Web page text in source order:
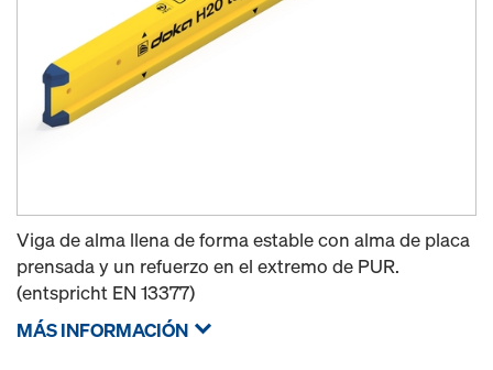
Viga de alma llena de forma estable con alma de placa
prensada y un refuerzo en el extremo de PUR.
(entspricht EN 13377)
MÁS INFORMACIÓN